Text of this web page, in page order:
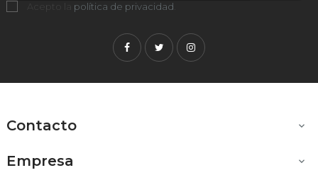
Acepto la política de privacidad
FacebookTwitterInstagram
Contacto 
Empresa 